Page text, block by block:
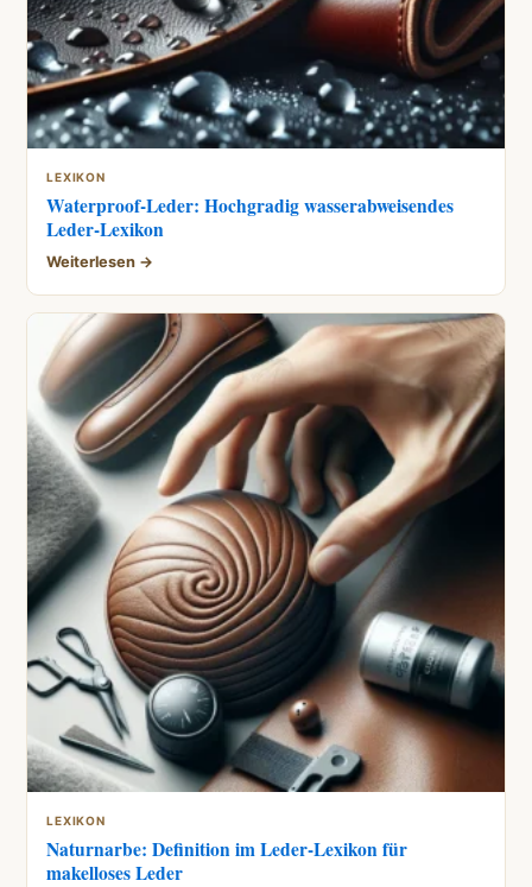
LEXIKON
Waterproof-Leder: Hochgradig wasserabweisendes
Leder-Lexikon
Weiterlesen →
LEXIKON
Naturnarbe: Definition im Leder-Lexikon für
makelloses Leder